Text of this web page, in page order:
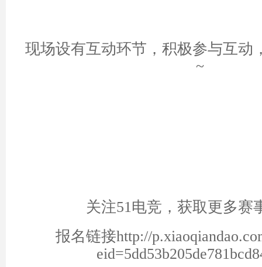
现场设有互动环节，积极参与互动
~
关注51电竞，获取更多赛
报名链接http://